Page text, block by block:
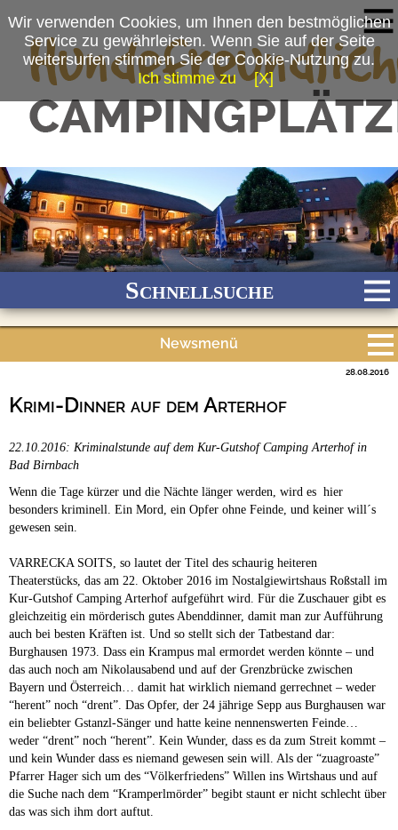
Schnellsuche
Stadtnah
Newsmenü
Campingplätze
Camping & Caravan
Touristik
Krimi-Dinner auf dem Arterhof
28.08.2016
22.10.2016: Kriminalstunde auf dem Kur-Gutshof Camping Arterhof in
Bad Birnbach
Wenn die Tage kürzer und die Nächte länger werden, wird es hier
besonders kriminell. Ein Mord, ein Opfer ohne Feinde, und keiner will´s
gewesen sein.
VARRECKA SOITS, so lautet der Titel des schaurig heiteren
Theaterstücks, das am 22. Oktober 2016 im Nostalgiewirtshaus Roßstall im
Kur-Gutshof Camping Arterhof aufgeführt wird. Für die Zuschauer gibt es
gleichzeitig ein mörderisch gutes Abenddinner, damit man zur Aufführung
auch bei besten Kräften ist. Und so stellt sich der Tatbestand dar:
Burghausen 1973. Dass ein Krampus mal ermordet werden könnte – und
das auch noch am Nikolausabend und auf der Grenzbrücke zwischen
Bayern und Österreich… damit hat wirklich niemand gerrechnet – weder
“herent” noch “drent”. Das Opfer, der 24 jährige Sepp aus Burghausen war
ein beliebter Gstanzl-Sänger und hatte keine nennenswerten Feinde…
weder “drent” noch “herent”. Kein Wunder, dass es da zum Streit kommt –
und kein Wunder dass es niemand gewesen sein will. Als der “zuagroaste”
Pfarrer Hager sich um des “Völkerfriedens” Willen ins Wirtshaus und auf
die Suche nach dem “Kramperlmörder” begibt staunt er nicht schlecht über
das was sich ihm dort auftut.
Wir verwenden Cookies, um Ihnen den bestmöglichen
Service zu gewährleisten. Wenn Sie auf der Seite
weitersurfen stimmen Sie der Cookie-Nutzung zu.
Ich stimme zu
[X]